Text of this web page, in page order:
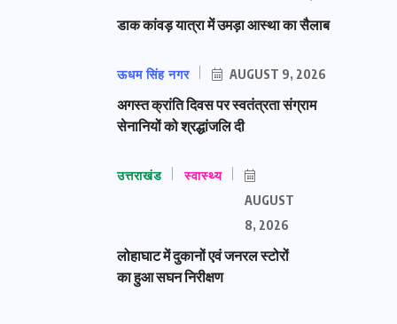
डाक कांवड़ यात्रा में उमड़ा आस्था का सैलाब
ऊधम सिंह नगर AUGUST 9, 2026
अगस्त क्रांति दिवस पर स्वतंत्रता संग्राम
सेनानियों को श्रद्धांजलि दी
उत्तराखंड स्वास्थ्य
AUGUST
8, 2026
लोहाघाट में दुकानों एवं जनरल स्टोरों
का हुआ सघन निरीक्षण